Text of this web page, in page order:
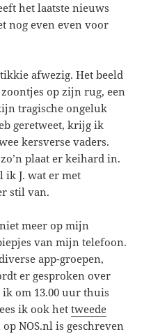
het laatste nieuws
nog even even voor
afwezig. Het beeld
op zijn rug, een
tragische ongeluk
geretweet, krijg ik
kersverse vaders.
plaat er keihard in.
ik J. wat er met
stil van.
meer op mijn
van mijn telefoon.
app-groepen,
er gesproken over
ik om 13.00 uur thuis
ik ook hettweede
NOS.nl is geschreven